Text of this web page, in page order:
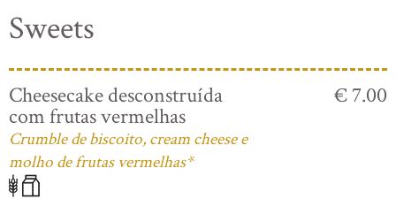
Sweets
Cheesecake desconstruída
com frutas vermelhas
Crumble de biscoito, cream cheese e
molho de frutas vermelhas*
€ 7.00